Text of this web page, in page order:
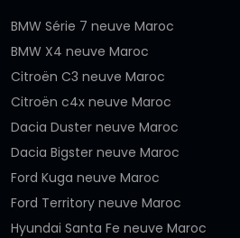
BMW Série 7 neuve Maroc
BMW X4 neuve Maroc
Citroën C3 neuve Maroc
Citroën c4x neuve Maroc
Dacia Duster neuve Maroc
Dacia Bigster neuve Maroc
Ford Kuga neuve Maroc
Ford Territory neuve Maroc
Hyundai Santa Fe neuve Maroc